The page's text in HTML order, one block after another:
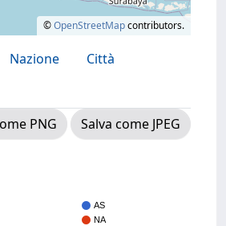
©OpenStreetMapcontributors.
Nazione
Città
PNG
Salva come JPEG
AS
NA